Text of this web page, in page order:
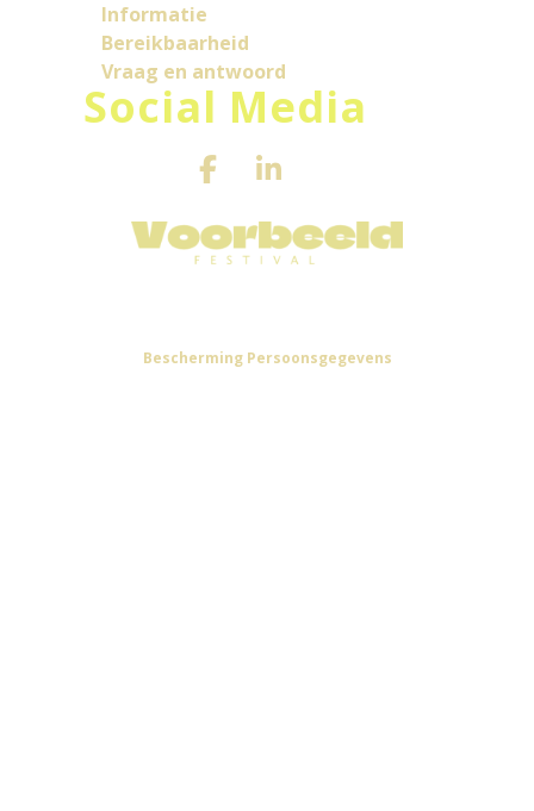
Informatie
Bereikbaarheid
Vraag en antwoord
Social Media
Bescherming Persoonsgegevens